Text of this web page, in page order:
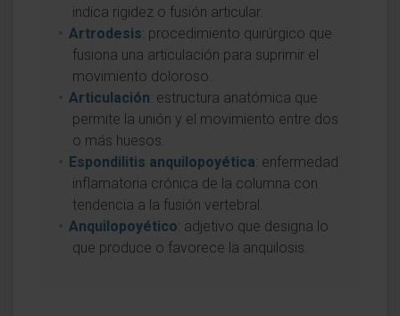
indica rigidez o fusión articular.
Artrodesis: procedimiento quirúrgico que
fusiona una articulación para suprimir el
movimiento doloroso.
Articulación: estructura anatómica que
permite la unión y el movimiento entre dos
o más huesos.
Espondilitis anquilopoyética: enfermedad
inflamatoria crónica de la columna con
tendencia a la fusión vertebral.
Anquilopoyético: adjetivo que designa lo
que produce o favorece la anquilosis.